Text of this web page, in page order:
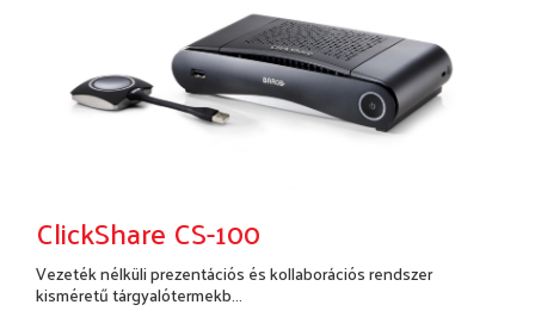
ClickShare CS-100
Vezeték nélküli prezentációs és kollaborációs rendszer
kisméretű tárgyalótermekb...